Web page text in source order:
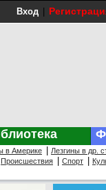
Вход
в Америке Лезгины в др.
Происшествия Спорт